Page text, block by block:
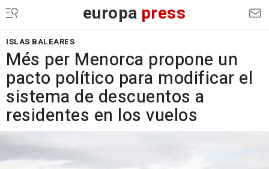
europa press
ISLAS BALEARES
Més per Menorca propone un
pacto político para modificar el
sistema de descuentos a
residentes en los vuelos